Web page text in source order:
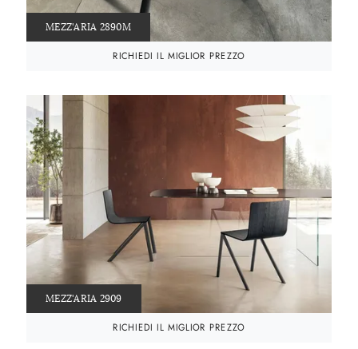
MEZZ'ARIA 2890M
RICHIEDI IL MIGLIOR PREZZO
MEZZ'ARIA 2909
RICHIEDI IL MIGLIOR PREZZO